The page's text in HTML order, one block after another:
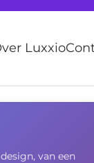
Luxxio
van een